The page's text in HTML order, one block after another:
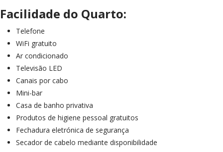
Facilidade do Quarto:
Telefone
WiFi gratuito
Ar condicionado
Televisão LED
Canais por cabo
Mini-bar
Casa de banho privativa
Produtos de higiene pessoal gratuitos
Fechadura eletrónica de segurança
Secador de cabelo mediante disponibilidade